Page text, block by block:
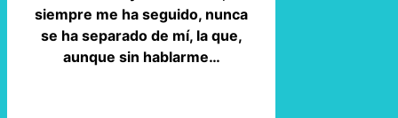
siempre me ha seguido, nunca
se ha separado de mí, la que,
aunque sin hablarme…